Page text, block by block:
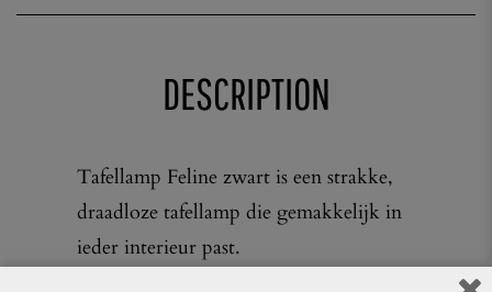
DESCRIPTION
Tafellamp Feline zwart is een strakke,
draadloze tafellamp die gemakkelijk in
ieder interieur past.